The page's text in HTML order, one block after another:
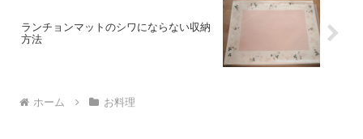
ランチョンマットのシワにならない収納
方法
ホーム お料理